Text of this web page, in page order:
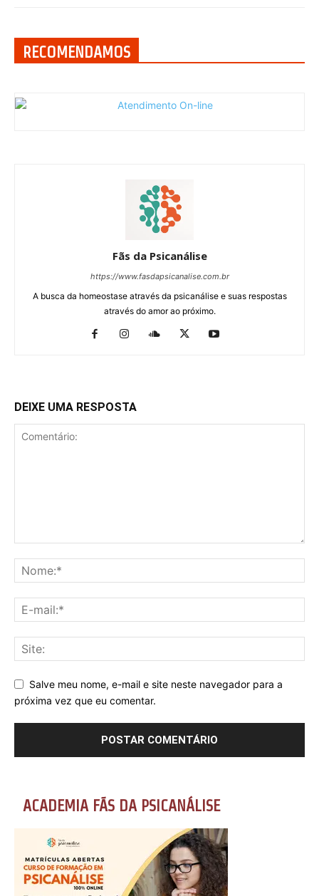
RECOMENDAMOS
Fãs da Psicanálise
https://www.fasdapsicanalise.com.br
A busca da homeostase através da psicanálise e suas respostas
através do amor ao próximo.
DEIXE UMA RESPOSTA
Salve meu nome, e-mail e site neste navegador para a
próxima vez que eu comentar.
ACADEMIA FÃS DA PSICANÁLISE